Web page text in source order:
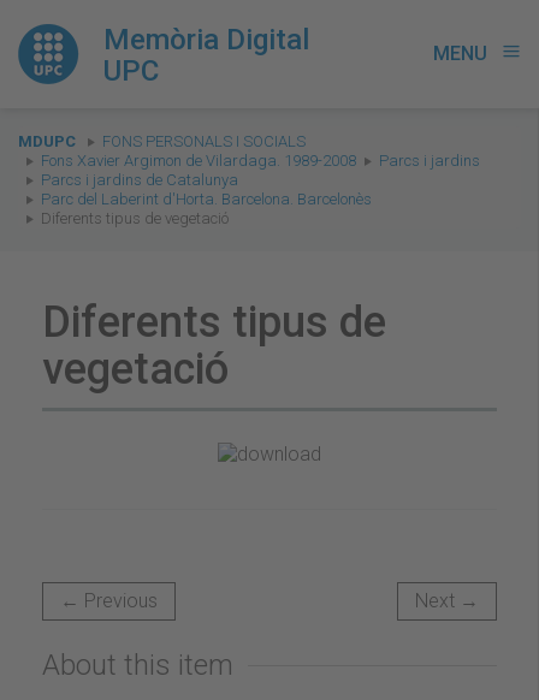
Memòria Digital
UPC
MENU menu
You
are
here:
MDUPC
FONS PERSONALS I SOCIALS
Fons Xavier Argimon de Vilardaga. 1989-2008
Parcs i jardins
Parcs i jardins de Catalunya
Parc del Laberint d'Horta. Barcelona. Barcelonès
Diferents tipus de vegetació
Diferents tipus de
vegetació
← Previous Next →
About this item